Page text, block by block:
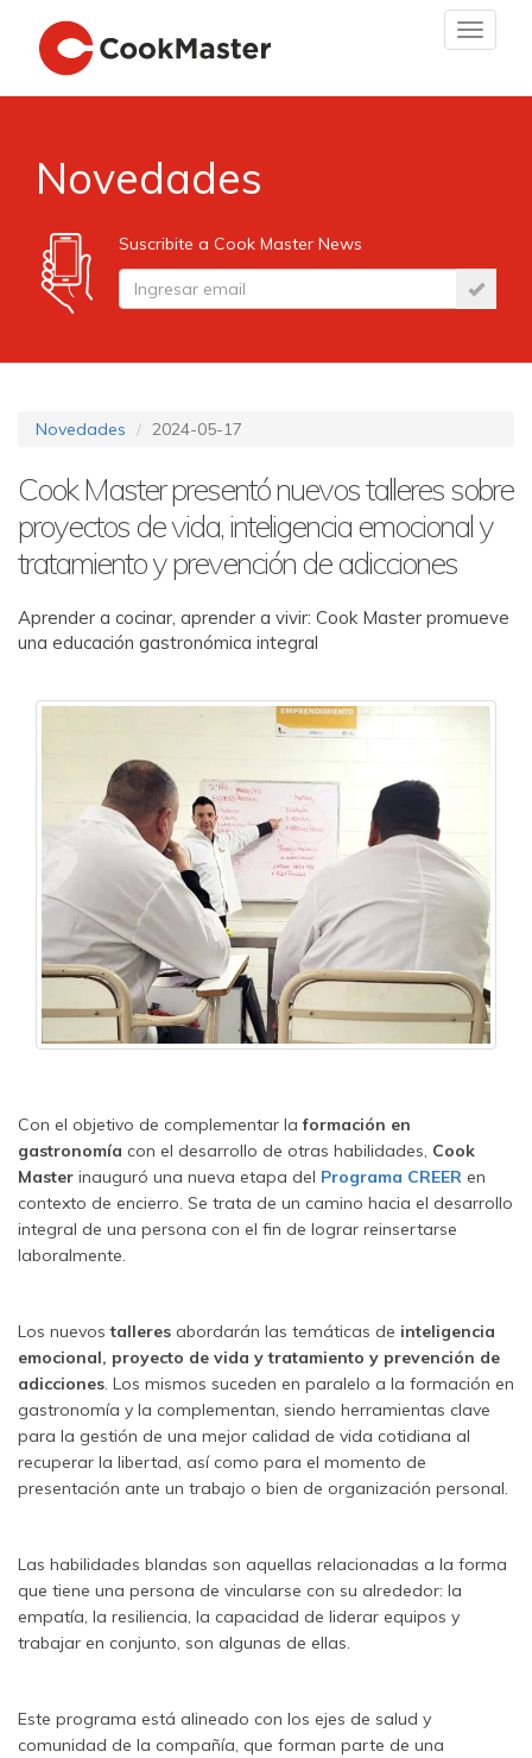
Toggle
Novedades
Suscribite a Cook Master News
Novedades 2024-05-17
Cook Master presentó nuevos talleres sobre
proyectos de vida, inteligencia emocional y
tratamiento y prevención de adicciones
Aprender a cocinar, aprender a vivir: Cook Master promueve
una educación gastronómica integral
Con el objetivo de complementar la formación en
gastronomía con el desarrollo de otras habilidades, Cook
Master inauguró una nueva etapa del Programa CREER en
contexto de encierro. Se trata de un camino hacia el desarrollo
integral de una persona con el fin de lograr reinsertarse
laboralmente.
Los nuevostalleres abordarán las temáticas de inteligencia
emocional, proyecto de vida y tratamiento y prevención de
adicciones . Los mismos suceden en paralelo a la formación en
gastronomía y la complementan, siendo herramientas clave
para la gestión de una mejor calidad de vida cotidiana al
recuperar la libertad, así como para el momento de
presentación ante un trabajo o bien de organización personal.
Las habilidades blandas son aquellas relacionadas a la forma
que tiene una persona de vincularse con su alrededor: la
empatía, la resiliencia, la capacidad de liderar equipos y
trabajar en conjunto, son algunas de ellas.
Este programa está alineado con los ejes de salud y
comunidad de la compañía, que forman parte de una